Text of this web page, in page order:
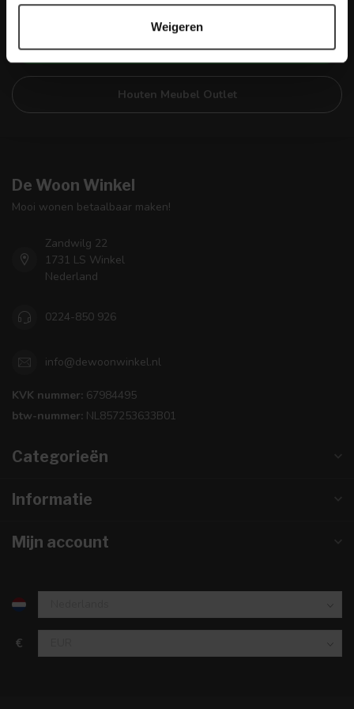
Weigeren
ook vermeld hoe je contact met ons kunt opnemen.
Klantenservice
Houten Meubel Outlet
De Woon Winkel
Mooi wonen betaalbaar maken!
Zandwilg 22
1731 LS Winkel
Nederland
0224-850 926
info@dewoonwinkel.nl
KVK nummer: 67984495
btw-nummer: NL857253633B01
Categorieën
Informatie
Mijn account
€